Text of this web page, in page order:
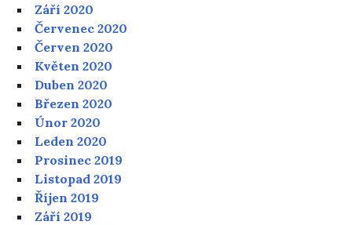
Září 2020
Červenec 2020
Červen 2020
Květen 2020
Duben 2020
Březen 2020
Únor 2020
Leden 2020
Prosinec 2019
Listopad 2019
Říjen 2019
Září 2019